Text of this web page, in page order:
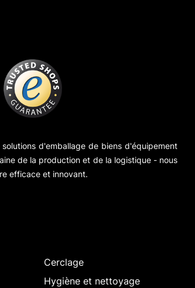
d'emballage de biens d'équipement
de la production et de la logistique - nous
efficace et innovant.
Cerclage
Hygiène et nettoyage